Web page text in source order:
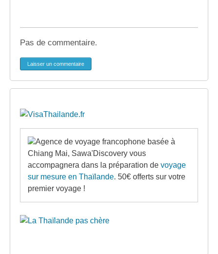
Pas de commentaire.
Laisser un commentaire
Agence de voyage francophone basée à
Chiang Mai, Sawa'Discovery vous
accompagnera dans la préparation de voyage
sur mesure en Thaïlande. 50€ offerts sur votre
premier voyage !